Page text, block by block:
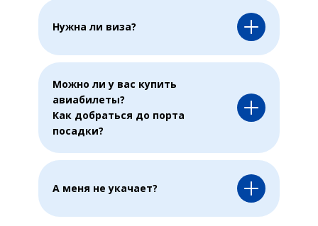
Нужна ли виза?
Можно ли у вас купить
авиабилеты?
Как добраться до порта
посадки?
А меня не укачает?